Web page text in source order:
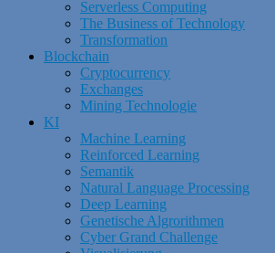
Serverless Computing
The Business of Technology
Transformation
Blockchain
Cryptocurrency
Exchanges
Mining Technologie
KI
Machine Learning
Reinforced Learning
Semantik
Natural Language Processing
Deep Learning
Genetische Algrorithmen
Cyber Grand Challenge